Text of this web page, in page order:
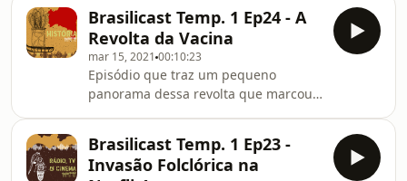
homônimo a este rio, na maior
floresta tropical do mundo. Confira
mais informações neste link:
https://multibrasilis.wordpress.com/2021/05/10/
25-icamiabas-amazonas-do-brasil/
FICHA TÉCNICA - BRASILICAST Daniel
Walassy (Apresentação/ Roteiro/
Edição) Dan
Brasilicast Temp. 1 Ep24 - A
Revolta da Vacina
mar 15, 2021 00:10:23
Episódio que traz um pequeno
panorama dessa revolta que marcou
mais informações neste link:
https://multibrasilis.wordpress.com/2021/03/15/
Brasilicast Temp. 1 Ep23 -
Invasão Folclórica na